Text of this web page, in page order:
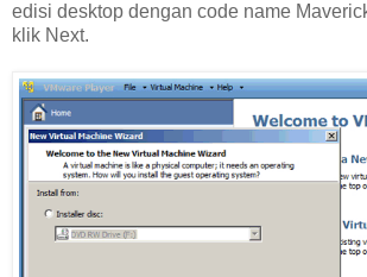
edisi desktop dengan code name
klik Next.